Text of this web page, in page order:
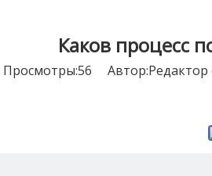
Каков процесс
Просмотры:56